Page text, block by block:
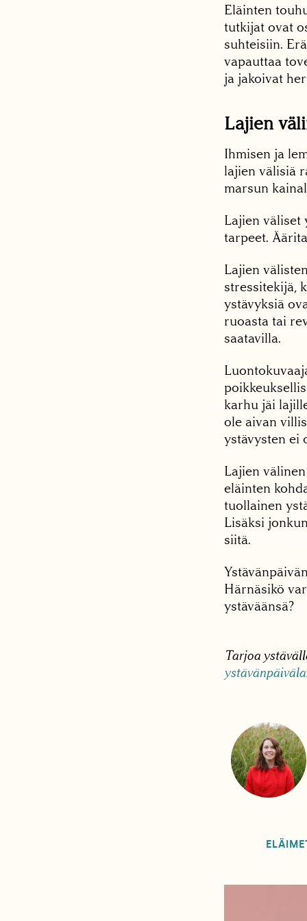
Eläinten
tutkijat ovat
suhteisiin.
vapauttaa
ja jakoivat
Lajien
Ihmisen ja
lajien välisiä
marsun
Lajien väliset
tarpeet.
Lajien
stressitekijä,
ystävyksiä
ruoasta tai
saatavilla.
karhu jäi
ole aivan
ystävysten ei
Lajien
eläinten
tuollainen
Lisäksi
siitä.
Härnäsikö
ystäväänsä?
Tarjoa